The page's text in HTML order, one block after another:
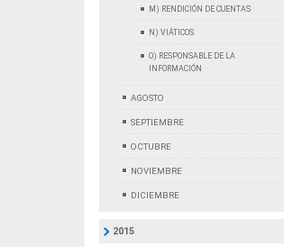
M) RENDICIÓN DE CUENTAS
N) VIÁTICOS
O) RESPONSABLE DE LA
INFORMACIÓN
AGOSTO
SEPTIEMBRE
OCTUBRE
NOVIEMBRE
DICIEMBRE
2015